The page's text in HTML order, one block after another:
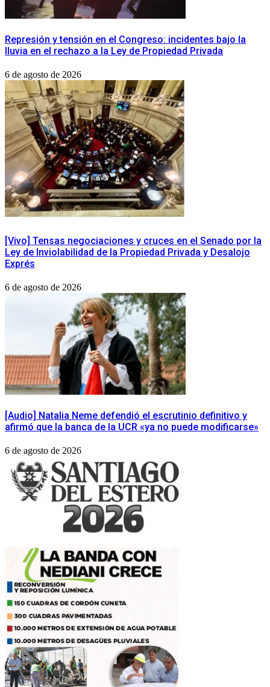
Represión y tensión en el Congreso: incidentes bajo la
lluvia en el rechazo a la Ley de Propiedad Privada
6 de agosto de 2026
[Vivo] Tensas negociaciones y cruces en el Senado por la
Ley de Inviolabilidad de la Propiedad Privada y Desalojo
Exprés
6 de agosto de 2026
[Audio] Natalia Neme defendió el escrutinio definitivo y
afirmó que la banca de la UCR «ya no puede modificarse»
6 de agosto de 2026